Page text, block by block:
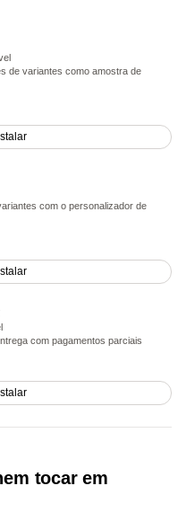
de variantes como amostra de
com o personalizador de
com pagamentos parciais
tocar em